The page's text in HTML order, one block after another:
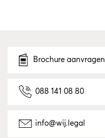
Brochure aanvragen
088 141 08 80
info@wij.legal